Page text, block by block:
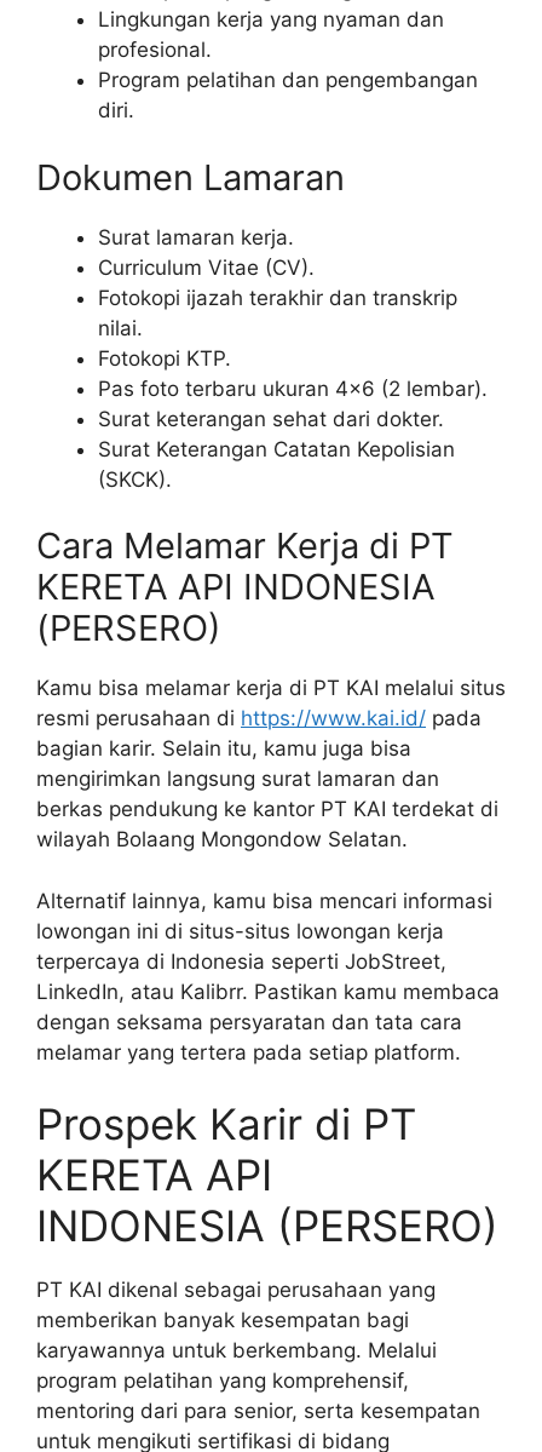
Lingkungan kerja yang nyaman dan
profesional.
Program pelatihan dan pengembangan
diri.
Dokumen Lamaran
Surat lamaran kerja.
Curriculum Vitae (CV).
Fotokopi ijazah terakhir dan transkrip
nilai.
Fotokopi KTP.
Pas foto terbaru ukuran 4×6 (2 lembar).
Surat keterangan sehat dari dokter.
Surat Keterangan Catatan Kepolisian
(SKCK).
Cara Melamar Kerja di PT
KERETA API INDONESIA
(PERSERO)
Kamu bisa melamar kerja di PT KAI melalui situs
resmi perusahaan di https://www.kai.id/ pada
bagian karir. Selain itu, kamu juga bisa
mengirimkan langsung surat lamaran dan
berkas pendukung ke kantor PT KAI terdekat di
wilayah Bolaang Mongondow Selatan.
Alternatif lainnya, kamu bisa mencari informasi
lowongan ini di situs-situs lowongan kerja
terpercaya di Indonesia seperti JobStreet,
LinkedIn, atau Kalibrr. Pastikan kamu membaca
dengan seksama persyaratan dan tata cara
melamar yang tertera pada setiap platform.
Prospek Karir di PT
KERETA API
INDONESIA (PERSERO)
PT KAI dikenal sebagai perusahaan yang
memberikan banyak kesempatan bagi
karyawannya untuk berkembang. Melalui
program pelatihan yang komprehensif,
mentoring dari para senior, serta kesempatan
untuk mengikuti sertifikasi di bidang